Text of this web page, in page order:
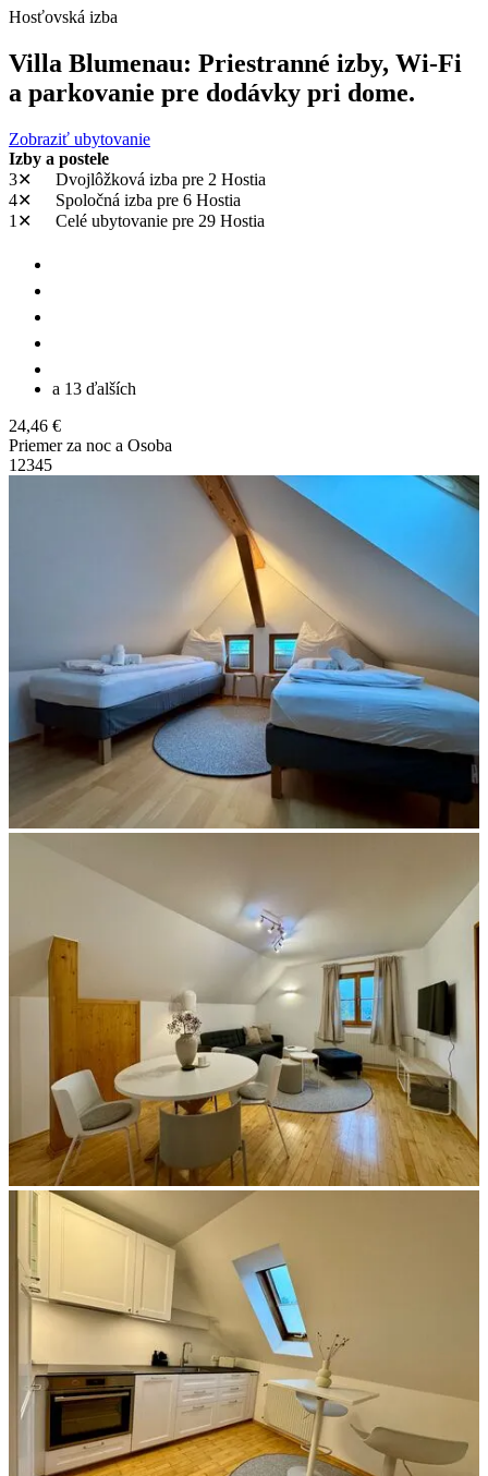
Hosťovská izba
Villa Blumenau: Priestranné izby, Wi-Fi
a parkovanie pre dodávky pri dome.
Zobraziť ubytovanie
Izby a postele
3✕
Dvojlôžková izba pre 2 Hostia
4✕
Spoločná izba pre 6 Hostia
1✕
Celé ubytovanie pre 29 Hostia
a 13 ďalších
24,46 €
Priemer za noc a Osoba
1 2345